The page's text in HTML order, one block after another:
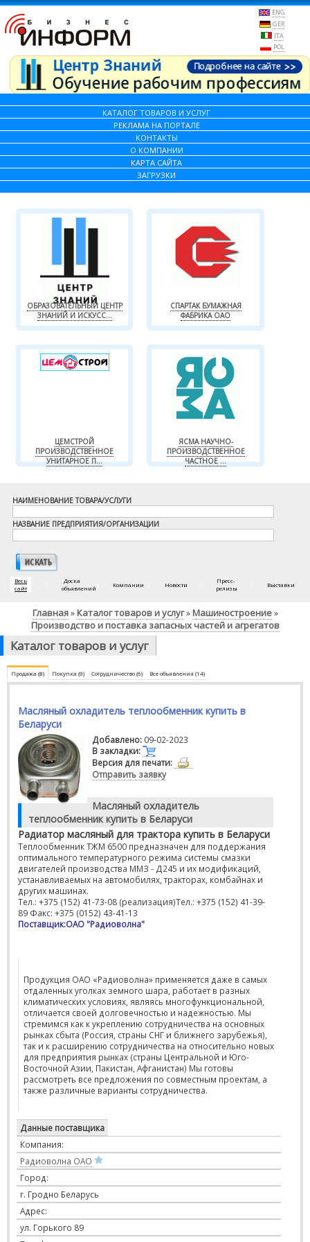
ENG
GER
ITA
POL
КАТАЛОГ ТОВАРОВ И УСЛУГ
РЕКЛАМА НА ПОРТАЛЕ
КОНТАКТЫ
О КОМПАНИИ
КАРТА САЙТА
ЗАГРУЗКИ
ОБРАЗОВАТЕЛЬНЫЙ ЦЕНТР
ЗНАНИЙ И ИСКУСС...
СПАРТАК БУМАЖНАЯ
ФАБРИКА ОАО
ЦЕМСТРОЙ
ПРОИЗВОДСТВЕННОЕ
УНИТАРНОЕ П...
ЯСМА НАУЧНО-
ПРОИЗВОДСТВЕННОЕ
ЧАСТНОЕ ...
НАИМЕНОВАНИЕ ТОВАРА/УСЛУГИ
НАЗВАНИЕ ПРЕДПРИЯТИЯ/ОРГАНИЗАЦИИ
Весь
сайт
Доска
объявлений
Компании Новости
Пресс-
релизы
Выставки
Главная» Каталог товаров и услуг» Машиностроение»
Производство и поставка запасных частей и агрегатов
Каталог товаров и услуг
Продажа (8) Покупка (0) Сотрудничество (6) Все объявления (14)
Масляный охладитель теплообменник купить в
Беларуси
Добавлено: 09-02-2023
В закладки:
Версия для печати:
Отправить заявку
Масляный охладитель
теплообменник купить в Беларуси
Радиатор масляный для трактора купить в Беларуси
Теплообменник ТЖМ 6500 предназначен для поддержания
оптимального температурного режима системы смазки
двигателей производства ММЗ - Д245 и их модификаций,
устанавливаемых на автомобилях, тракторах, комбайнах и
других машинах.
Тел.: +375 (152) 41-73-08 (реализация)Тел.: +375 (152) 41-39-
89 Факс: +375 (0152) 43-41-13
Поставщик:ОАО "Радиоволна"
Продукция ОАО «Радиоволна» применяется даже в самых
отдаленных уголках земного шара, работает в разных
климатических условиях, являясь многофункциональной,
отличается своей долговечностью и надежностью. Мы
стремимся как к укреплению сотрудничества на основных
рынках сбыта (Россия, страны СНГ и ближнего зарубежья),
так и к расширению сотрудничества на относительно новых
для предприятия рынках (страны Центральной и Юго-
Восточной Азии, Пакистан, Афганистан) Мы готовы
рассмотреть все предложения по совместным проектам, а
также различные варианты сотрудничества.
Данные поставщика
Компания:
Радиоволна ОАО
Город:
г. Гродно Беларусь
Адрес:
ул. Горького 89